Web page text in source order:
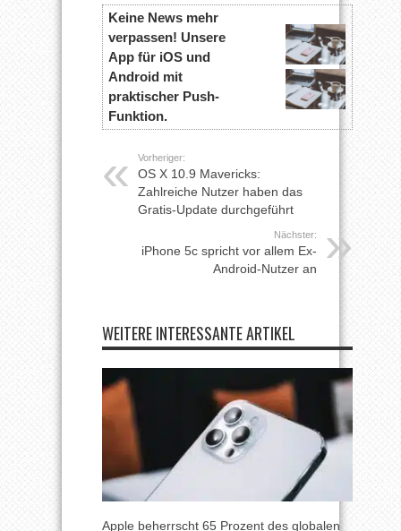
Keine News mehr
verpassen! Unsere
App für iOS und
Android mit
praktischer Push-
Funktion.
Vorheriger:
OS X 10.9 Mavericks:
Zahlreiche Nutzer haben das
Gratis-Update durchgeführt
Nächster:
iPhone 5c spricht vor allem Ex-
Android-Nutzer an
WEITERE INTERESSANTE ARTIKEL
Apple beherrscht 65 Prozent des globalen